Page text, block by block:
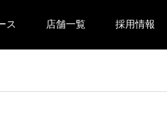
ス 店舗一覧 採用情報